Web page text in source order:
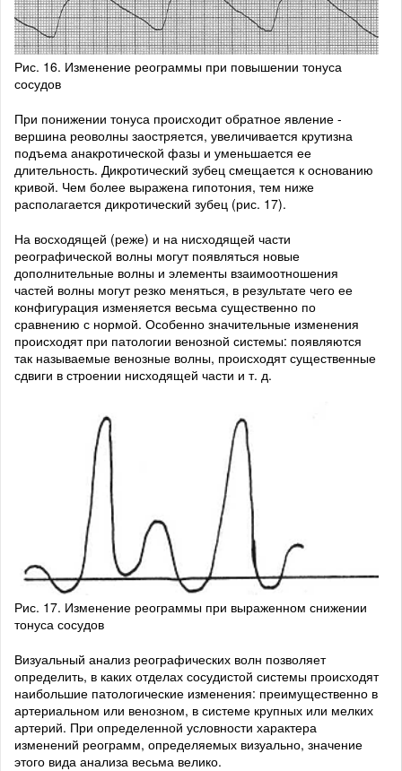
Рис. 16. Изменение реограммы при повышении тонуса
сосудов
При понижении тонуса происходит обратное явление -
вершина реоволны заостряется, увеличивается крутизна
подъема анакротической фазы и уменьшается ее
длительность. Дикротический зубец смещается к основанию
кривой. Чем более выражена гипотония, тем ниже
располагается дикротический зубец (рис. 17).
На восходящей (реже) и на нисходящей части
реографической волны могут появляться новые
дополнительные волны и элементы взаимоотношения
частей волны могут резко меняться, в результате чего ее
конфигурация изменяется весьма существенно по
сравнению с нормой. Особенно значительные изменения
происходят при патологии венозной системы: появляются
так называемые венозные волны, происходят существенные
сдвиги в строении нисходящей части и т. д.
Рис. 17. Изменение реограммы при выраженном снижении
тонуса сосудов
Визуальный анализ реографических волн позволяет
определить, в каких отделах сосудистой системы происходят
наибольшие патологические изменения: преимущественно в
артериальном или венозном, в системе крупных или мелких
артерий. При определенной условности характера
изменений реограмм, определяемых визуально, значение
этого вида анализа весьма велико.